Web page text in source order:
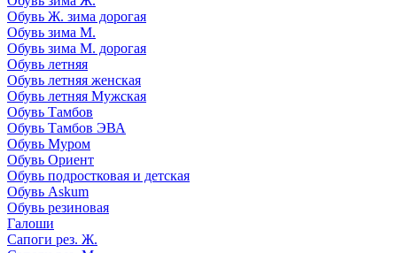
Обувь Ж. зима дорогая
Обувь зима М.
Обувь зима М. дорогая
Обувь летняя
Обувь летняя женская
Обувь летняя Мужская
Обувь Тамбов
Обувь Тамбов ЭВА
Обувь Муром
Обувь Ориент
Обувь подростковая и детская
Обувь Askum
Обувь резиновая
Галоши
Сапоги рез. Ж.